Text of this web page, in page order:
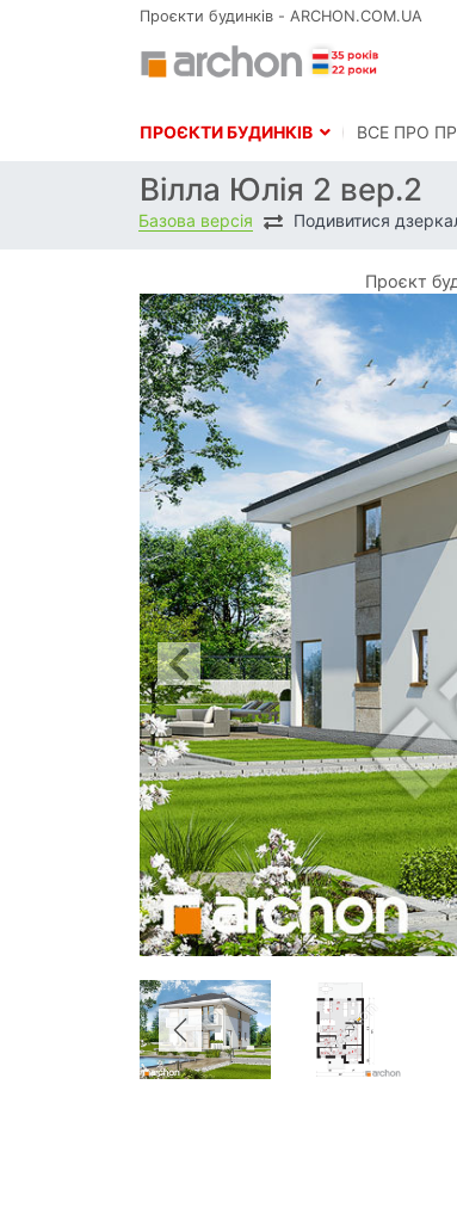
Проєкти будинків - ARCHON.COM.UA
ПРОЄКТИ БУДИНКІВ BСЕ ПРО
Вілла Юлія 2 вер.2
Базова версія Подивитися
Проєкт